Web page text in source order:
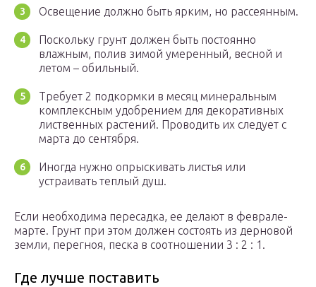
Освещение должно быть ярким, но рассеянным.
Поскольку грунт должен быть постоянно
влажным, полив зимой умеренный, весной и
летом – обильный.
Требует 2 подкормки в месяц минеральным
комплексным удобрением для декоративных
лиственных растений. Проводить их следует с
марта до сентября.
Иногда нужно опрыскивать листья или
устраивать теплый душ.
Если необходима пересадка, ее делают в феврале-
марте. Грунт при этом должен состоять из дерновой
земли, перегноя, песка в соотношении 3 : 2 : 1.
Где лучше поставить